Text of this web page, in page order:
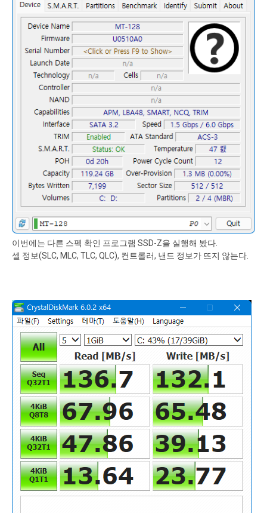
이번에는 다른 스펙 확인 프로그램 SSD-Z을 실행해 봤다.
셀 정보(SLC, MLC, TLC, QLC), 컨트롤러, 낸드 정보가 뜨지 않는다.